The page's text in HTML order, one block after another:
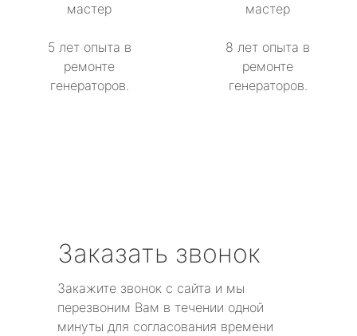
мастер
5 лет опыта в
ремонте
генераторов.
мастер
8 лет опыта в
ремонте
генераторов.
Заказать звонок
Закажите звонок с сайта и мы
перезвоним Вам в течении одной
минуты для согласования времени